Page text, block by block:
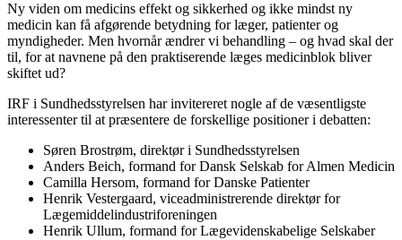
Ny viden om medicins effekt og sikkerhed og ikke mindst ny
medicin kan få afgørende betydning for læger, patienter og
myndigheder. Men hvornår ændrer vi behandling – og hvad skal der
til, for at navnene på den praktiserende læges medicinblok bliver
skiftet ud?
IRF i Sundhedsstyrelsen har invitereret nogle af de væsentligste
interessenter til at præsentere de forskellige positioner i debatten:
Søren Brostrøm, direktør i Sundhedsstyrelsen
Anders Beich, formand for Dansk Selskab for Almen Medicin
Camilla Hersom, formand for Danske Patienter
Henrik Vestergaard, viceadministrerende direktør for
Lægemiddelindustriforeningen
Henrik Ullum, formand for Lægevidenskabelige Selskaber